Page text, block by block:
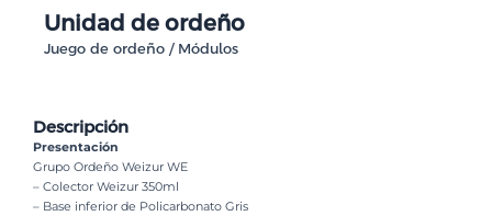
Unidad de ordeño
Juego de ordeño / Módulos
Descripción
Presentación
Grupo Ordeño Weizur WE
– Colector Weizur 350ml
– Base inferior de Policarbonato Gris